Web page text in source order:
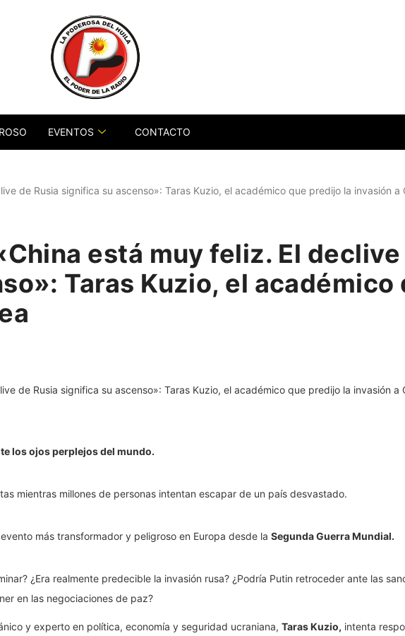
EVENTOS CONTACTO
de Rusia significa su ascenso»: Taras Kuzio, el académico que predijo la invasión a
está muy feliz. El declive
Taras Kuzio, el académico
los ojos perplejos del mundo.
mientras millones de personas intentan escapar de un país desvastado.
más transformador y peligroso en Europa desde la Segunda Guerra Mundial.
¿Era realmente predecible la invasión rusa? ¿Podría Putin retroceder ante las
en las negociaciones de paz?
y experto en política, economía y seguridad ucraniana, Taras Kuzio, intenta